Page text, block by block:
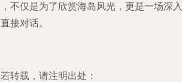
不仅是为了欣赏海岛风光，更是一场深
接对话。
转载，请注明出处：